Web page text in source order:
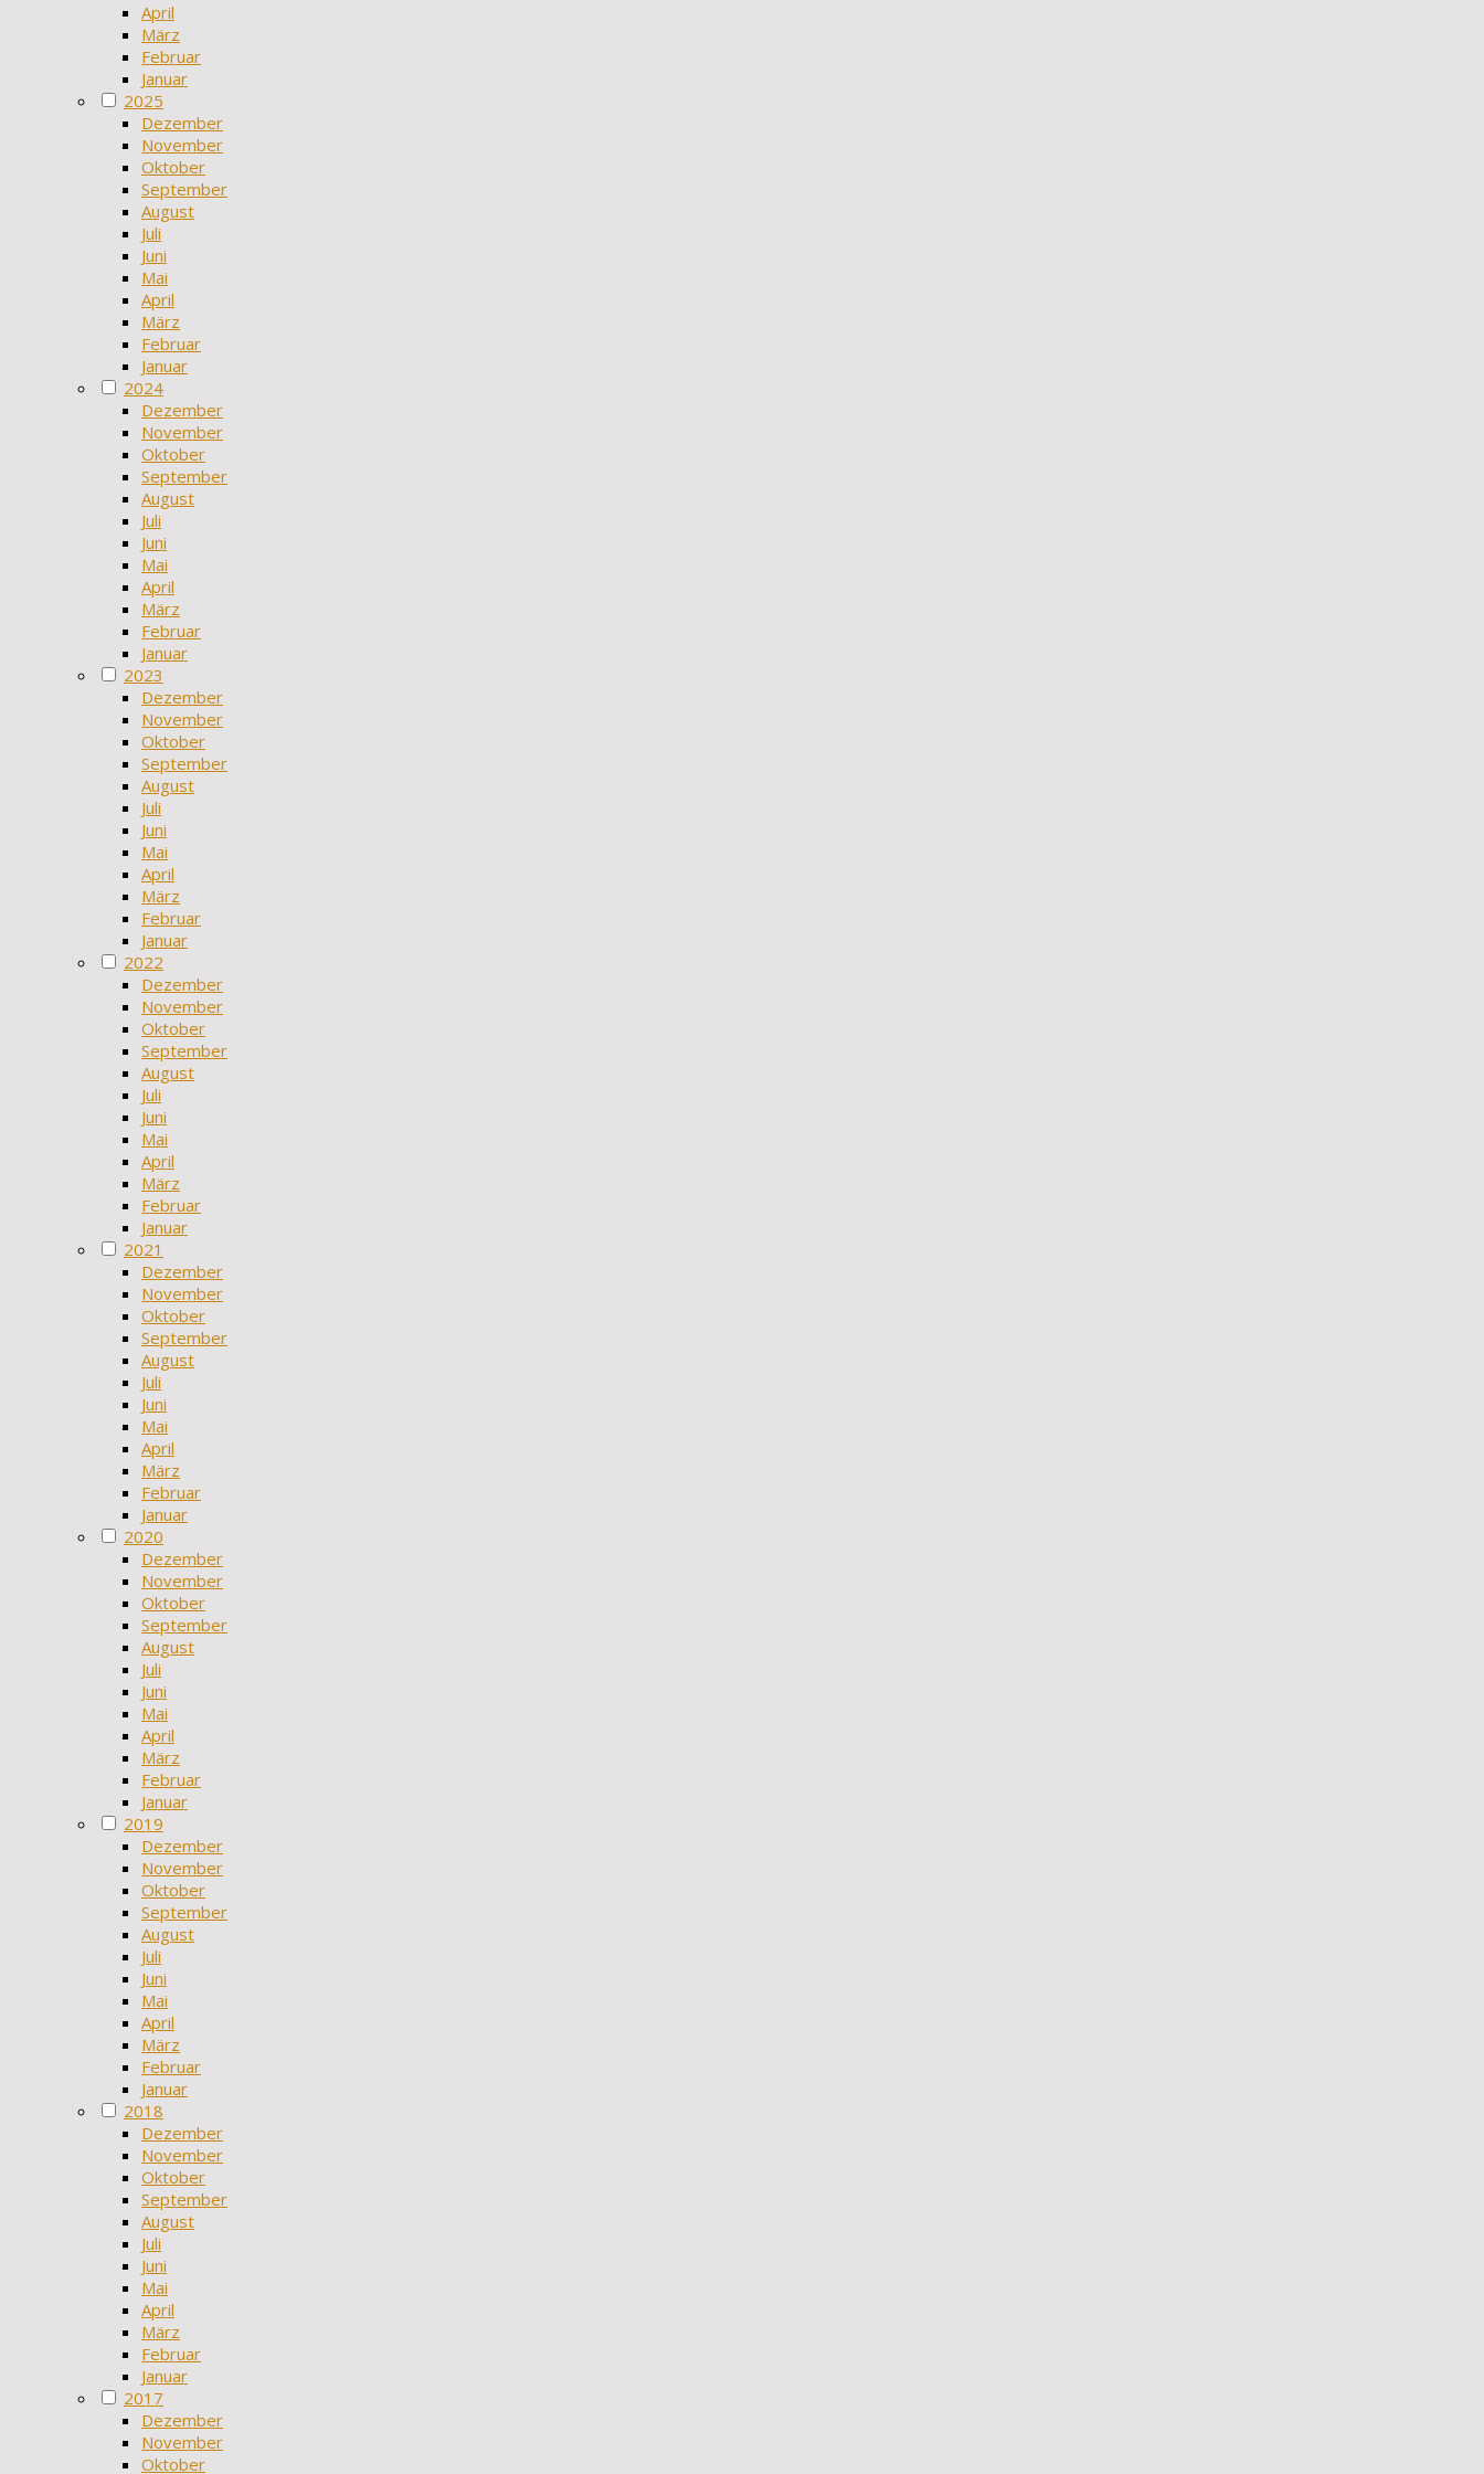
April
März
Februar
Januar
2025
Dezember
November
Oktober
September
August
Juli
Juni
Mai
April
März
Februar
Januar
2024
Dezember
November
Oktober
September
August
Juli
Juni
Mai
April
März
Februar
Januar
2023
Dezember
November
Oktober
September
August
Juli
Juni
Mai
April
März
Februar
Januar
2022
Dezember
November
Oktober
September
August
Juli
Juni
Mai
April
März
Februar
Januar
2021
Dezember
November
Oktober
September
August
Juli
Juni
Mai
April
März
Februar
Januar
2020
Dezember
November
Oktober
September
August
Juli
Juni
Mai
April
März
Februar
Januar
2019
Dezember
November
Oktober
September
August
Juli
Juni
Mai
April
März
Februar
Januar
2018
Dezember
November
Oktober
September
August
Juli
Juni
Mai
April
März
Februar
Januar
2017
Dezember
November
Oktober